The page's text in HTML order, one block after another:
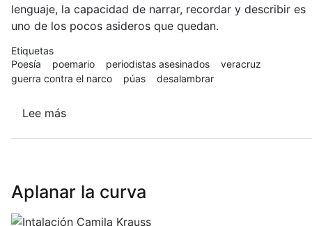
lenguaje, la capacidad de narrar, recordar y describir es
uno de los pocos asideros que quedan.
Etiquetas
Poesía
poemario periodistas asesinados
veracruz
guerra contra el narco
púas desalambrar
Lee más
un
Aplanar la curva